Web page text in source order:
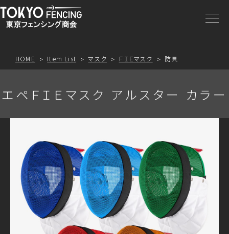
商品一覧
お問合わせ
プライスリスト
HOME Item List マスク ＦＩＥマスク 防具
エペＦＩＥマスク アルスター カラー